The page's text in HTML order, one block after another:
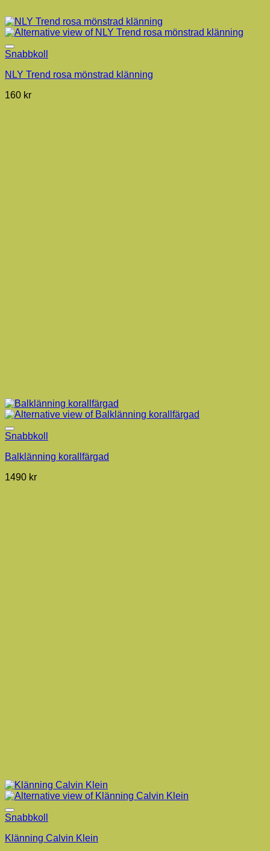
Snabbkoll
NLY Trend rosa mönstrad klänning
160 kr
Snabbkoll
Balklänning korallfärgad
1490 kr
Snabbkoll
Klänning Calvin Klein